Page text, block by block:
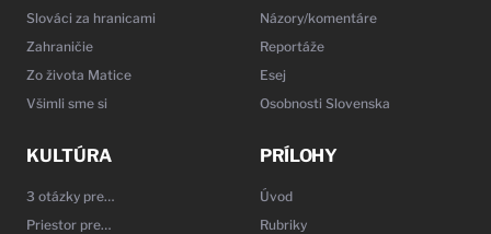
Slováci za hranicami
Zahraničie
Zo života Matice
Všimli sme si
Názory/komentáre
Reportáže
Esej
Osobnosti Slovenska
KULTÚRA
3 otázky pre…
Priestor pre…
PRÍLOHY
Úvod
Rubriky